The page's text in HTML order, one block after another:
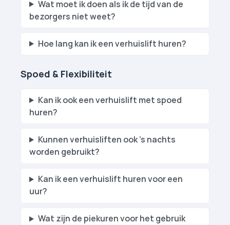
Wat moet ik doen als ik de tijd van de
bezorgers niet weet?
Hoe lang kan ik een verhuislift huren?
Spoed & Flexibiliteit
Kan ik ook een verhuislift met spoed
huren?
Kunnen verhuislift­en ook 's nachts
worden gebruikt?
Kan ik een verhuislift huren voor een
uur?
Wat zijn de piekuren voor het gebruik